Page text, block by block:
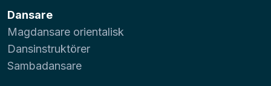
Dansare
Magdansare orientalisk
Dansinstruktörer
Sambadansare